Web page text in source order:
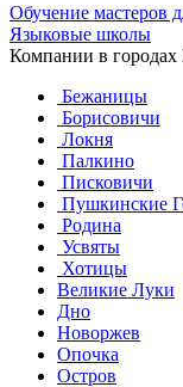
Обучение мастеров
Языковые школы
Компании в городах
Бежаницы
Борисовичи
Локня
Палкино
Писковичи
Пушкинские
Родина
Усвяты
Хотицы
Великие Луки
Дно
Новоржев
Опочка
Остров